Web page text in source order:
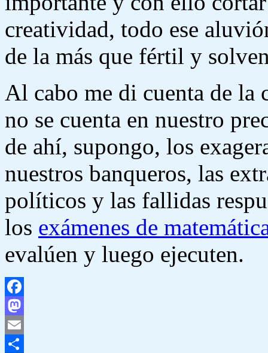
creatividad, todo ese
de la más que fértil y
Al cabo me di cuenta de la
no se cuenta en nuestro
de ahí, supongo, los
nuestros banqueros, las
políticos y las fallidas
los exámenes de
evalúen y luego ejecuten.
Facebook
Mastodon
Email